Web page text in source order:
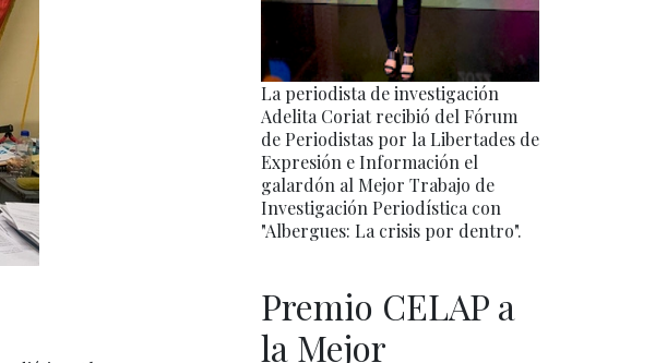
La periodista de investigación
Adelita Coriat recibió del Fórum
de Periodistas por la Libertades de
Expresión e Información el
galardón al Mejor Trabajo de
Investigación Periodística con
"Albergues: La crisis por dentro".
Premio CELAP a
la Mejor